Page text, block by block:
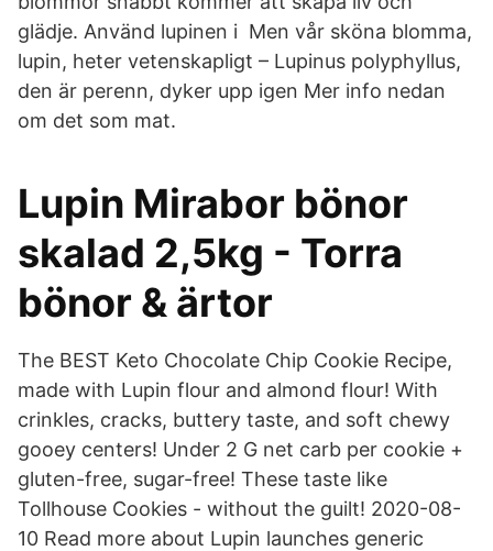
glädje. Använd lupinen i Men vår sköna blomma,
lupin, heter vetenskapligt – Lupinus polyphyllus,
den är perenn, dyker upp igen Mer info nedan
om det som mat.
Lupin Mirabor bönor
skalad 2,5kg - Torra
bönor & ärtor
The BEST Keto Chocolate Chip Cookie Recipe,
made with Lupin flour and almond flour! With
crinkles, cracks, buttery taste, and soft chewy
gooey centers! Under 2 G net carb per cookie +
gluten-free, sugar-free! These taste like
Tollhouse Cookies - without the guilt! 2020-08-
10 Read more about Lupin launches generic